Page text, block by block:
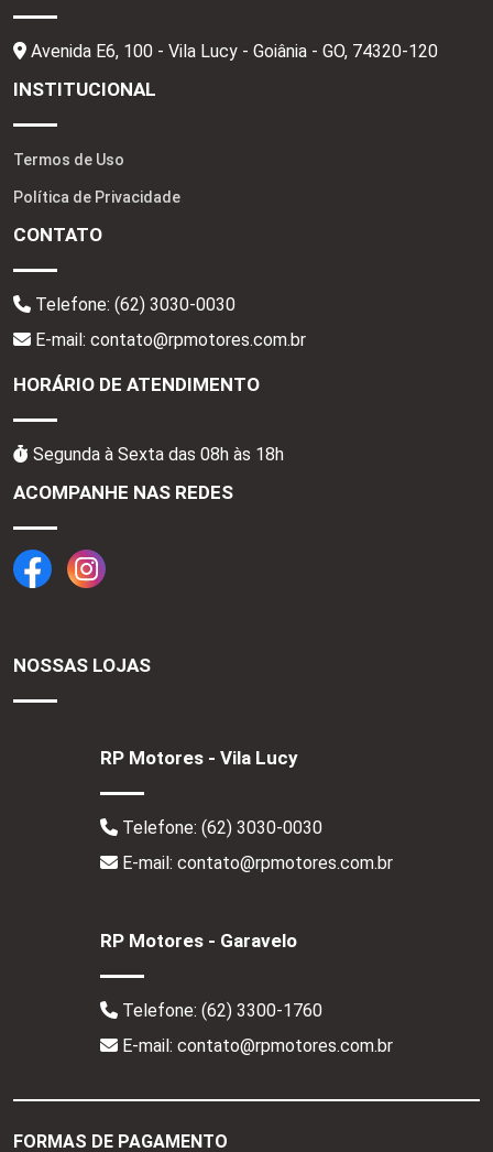
Avenida E6, 100 - Vila Lucy - Goiânia - GO, 74320-120
INSTITUCIONAL
Termos de Uso
Política de Privacidade
CONTATO
Telefone: (62) 3030-0030
E-mail: contato@rpmotores.com.br
HORÁRIO DE ATENDIMENTO
Segunda à Sexta das 08h às 18h
ACOMPANHE NAS REDES
NOSSAS LOJAS
RP Motores - Vila Lucy
Telefone: (62) 3030-0030
E-mail: contato@rpmotores.com.br
RP Motores - Garavelo
Telefone: (62) 3300-1760
E-mail: contato@rpmotores.com.br
FORMAS DE PAGAMENTO